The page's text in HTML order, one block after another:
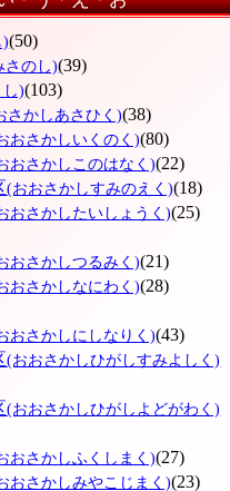
)(50)
さのし)(39)
し)(103)
さかしあさひく)(38)
おさかしいくのく)(80)
おさかしこのはなく)(22)
(おおさかしすみのえく)(18)
おさかしたいしょうく)(25)
おさかしつるみく)(21)
おさかしなにわく)(28)
おさかしにしなりく)(43)
(おおさかしひがしすみよしく)
(おおさかしひがしよどがわく)
おさかしふくしまく)(27)
おさかしみやこじまく)(23)